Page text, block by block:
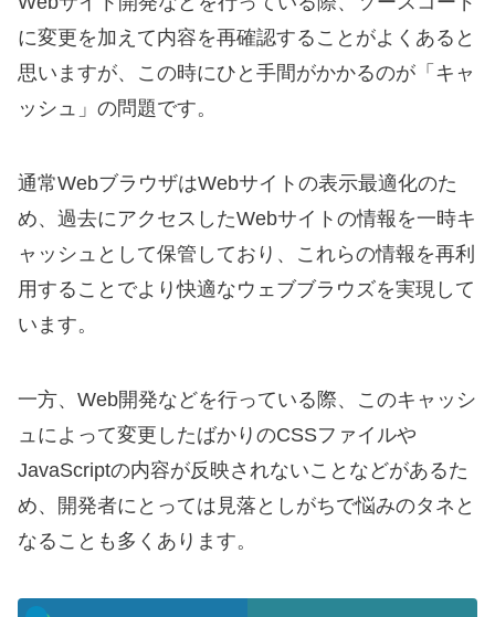
に変更を加えて内容を再確認することがよくあると
思いますが、この時にひと手間がかかるのが「キャ
ッシュ」の問題です。
通常WebブラウザはWebサイトの表示最適化のた
め、過去にアクセスしたWebサイトの情報を一時キ
ャッシュとして保管しており、これらの情報を再利
用することでより快適なウェブブラウズを実現して
います。
一方、Web開発などを行っている際、このキャッシ
ュによって変更したばかりのCSSファイルや
JavaScriptの内容が反映されないことなどがあるた
め、開発者にとっては見落としがちで悩みのタネと
なることも多くあります。